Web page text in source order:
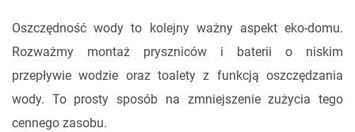
Oszczędność wody to kolejny ważny aspekt eko-domu.
Rozważmy montaż pryszniców i baterii o niskim
przepływie wodzie oraz toalety z funkcją oszczędzania
wody. To prosty sposób na zmniejszenie zużycia tego
cennego zasobu.